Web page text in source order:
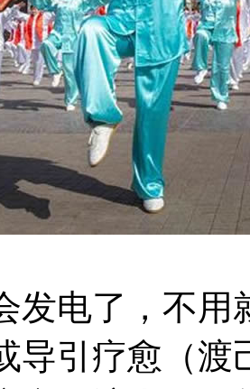
电了，不用
导引疗愈（渡